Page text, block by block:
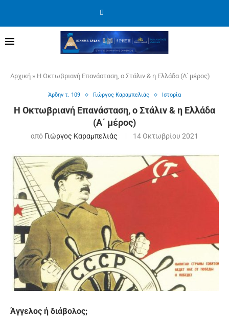
Αρχική » Η Οκτωβριανή Επανάσταση, ο Στάλιν & η Ελλάδα (Α΄ μέρος)
Άρδην τ. 109 Γιώργος Καραμπελιάς Ιστορία
Η Οκτωβριανή Επανάσταση, ο Στάλιν & η Ελλάδα
(Α΄ μέρος)
από Γιώργος Καραμπελιάς 14 Οκτωβρίου 2021
Άγγελος ή διάβολος;